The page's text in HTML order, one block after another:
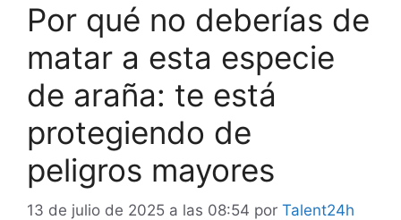
Por qué no deberías de
matar a esta especie
de araña: te está
protegiendo de
peligros mayores
13 de julio de 2025 a las 08:54 por Talent24h